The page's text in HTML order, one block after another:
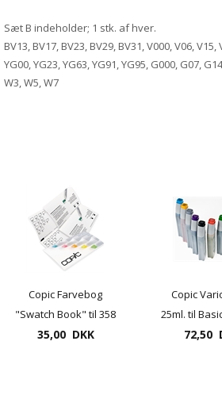
Sæt B indeholder; 1 stk. af hver.
BV13, BV17, BV23, BV29, BV31, V000, V06, V15,
YG00, YG23, YG63, YG91, YG95, G000, G07,
W3, W5, W7
Copic Farvebog
"Swatch Book" til 358
farver
35,00 DKK
Copic
25ml. til
og Ciao
72,50